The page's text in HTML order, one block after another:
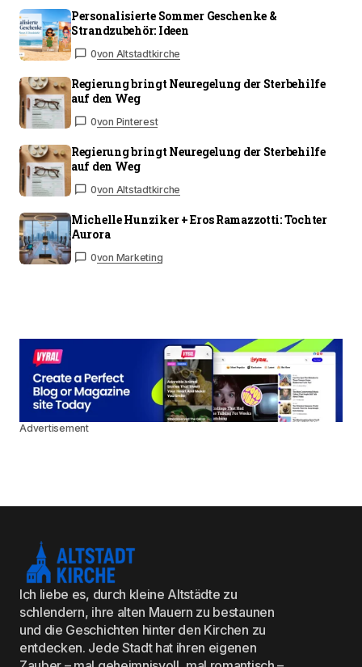
Personalisierte Sommer Geschenke &
Strandzubehör: Ideen
0von Altstadtkirche
Regierung bringt Neuregelung der Sterbehilfe
auf den Weg
0von Pinterest
Regierung bringt Neuregelung der Sterbehilfe
auf den Weg
0von Altstadtkirche
Michelle Hunziker + Eros Ramazzotti: Tochter
Aurora
0von Marketing
Advertisement
Ich liebe es, durch kleine Altstädte zu
schlendern, ihre alten Mauern zu bestaunen
und die Geschichten hinter den Kirchen zu
entdecken. Jede Stadt hat ihren eigenen